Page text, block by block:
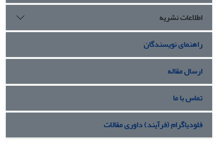
اطلاعات نشریه
راهنمای نویسندگان
ارسال مقاله
تماس با ما
فلودیاگرام (فرآیند) داوری مقالات